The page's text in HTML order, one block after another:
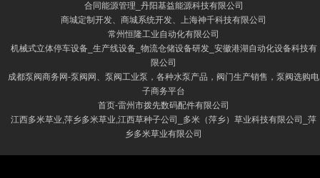
合同能源管理_丹阳基益能源科技有限公司
商城定制开发、商城系统开发、上海神千科技有限公司
常州恒隆工业自动化有限公司
机械式立体停车设备_生产线设备_物流仓储设备研发_安徽港湖自动化设备科技有
限公司
成都泵阀商务网-泵阀网、泵阀工业泵，各种水泵产品，阀门生产销售，泵阀选购电
子商务平台
首页-雷州市拨先数码配件有限公司
江西多米草业,萍乡多米草业,江西草种子公司_多米（萍乡）草业科技有限公司_萍
乡多米草业有限公司